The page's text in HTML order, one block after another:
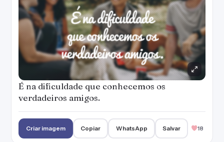
É na dificuldade que conhecemos os
verdadeiros amigos.
Criar imagem Copiar WhatsApp Salvar 18